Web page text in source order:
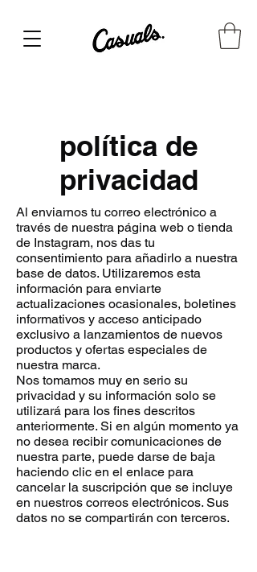
política de
privacidad
Al enviarnos tu correo electrónico a
través de nuestra página web o tienda
de Instagram, nos das tu
consentimiento para añadirlo a nuestra
base de datos. Utilizaremos esta
información para enviarte
actualizaciones ocasionales, boletines
informativos y acceso anticipado
exclusivo a lanzamientos de nuevos
productos y ofertas especiales de
nuestra marca.
Nos tomamos muy en serio su
privacidad y su información solo se
utilizará para los fines descritos
anteriormente. Si en algún momento ya
no desea recibir comunicaciones de
nuestra parte, puede darse de baja
haciendo clic en el enlace para
cancelar la suscripción que se incluye
en nuestros correos electrónicos. Sus
datos no se compartirán con terceros.